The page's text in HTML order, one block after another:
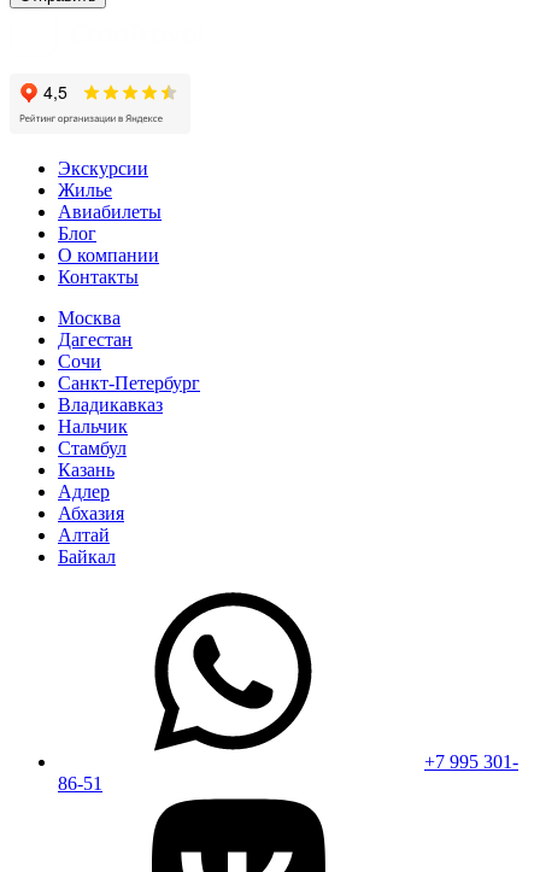
Экскурсии
Жилье
Авиабилеты
Блог
О компании
Контакты
Москва
Дагестан
Сочи
Санкт-Петербург
Владикавказ
Нальчик
Стамбул
Казань
Адлер
Абхазия
Алтай
Байкал
+7 995 301-
86-51